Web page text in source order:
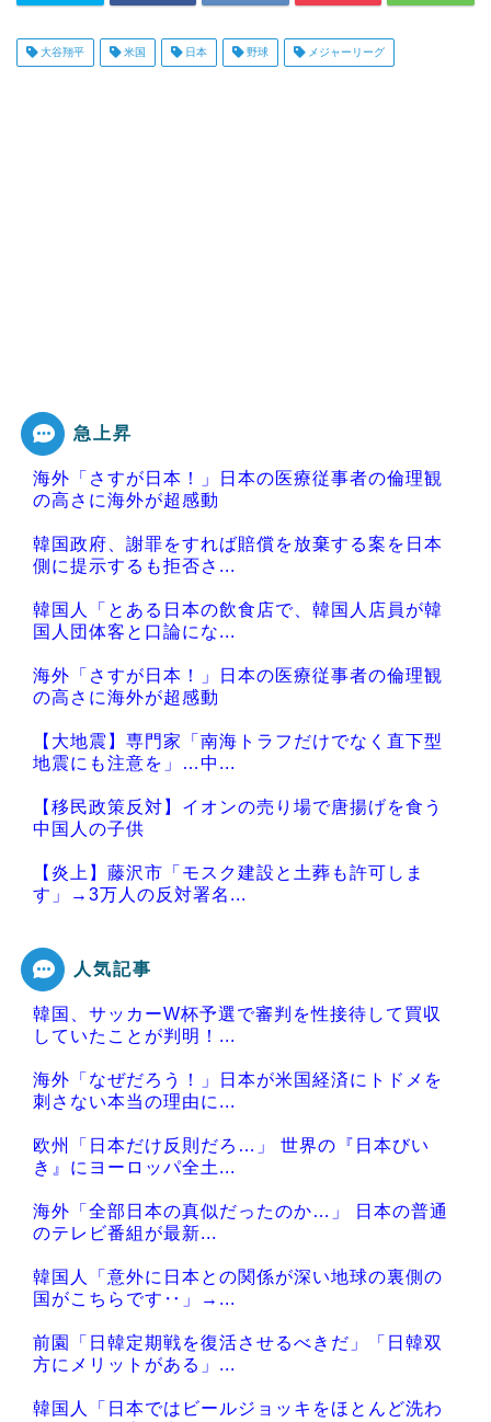
大谷翔平 米国 日本 野球 メジャーリーグ
急上昇
海外「さすが日本！」日本の医療従事者の倫理観
の高さに海外が超感動
韓国政府、謝罪をすれば賠償を放棄する案を日本
側に提示するも拒否さ...
韓国人「とある日本の飲食店で、韓国人店員が韓
国人団体客と口論にな...
海外「さすが日本！」日本の医療従事者の倫理観
の高さに海外が超感動
【大地震】専門家「南海トラフだけでなく直下型
地震にも注意を」…中...
【移民政策反対】イオンの売り場で唐揚げを食う
中国人の子供
【炎上】藤沢市「モスク建設と土葬も許可しま
す」→3万人の反対署名...
Powered by livedoor 相互RSS
人気記事
韓国、サッカーW杯予選で審判を性接待して買収
していたことが判明！...
海外「なぜだろう！」日本が米国経済にトドメを
刺さない本当の理由に...
欧州「日本だけ反則だろ…」 世界の『日本びい
き』にヨーロッパ全土...
海外「全部日本の真似だったのか…」 日本の普通
のテレビ番組が最新...
韓国人「意外に日本との関係が深い地球の裏側の
国がこちらです‥」→...
前園「日韓定期戦を復活させるべきだ」「日韓双
方にメリットがある」...
韓国人「日本ではビールジョッキをほとんど洗わ